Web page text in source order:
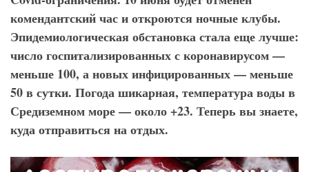
комендантский час и откроются ночные клубы.
Эпидемиологическая обстановка стала еще лучше:
число госпитализированных с коронавирусом —
меньше 100, а новых инфицированных — меньше
50 в сутки. Погода шикарная, температура воды в
Средиземном море — около +23. Теперь вы знаете,
куда отправиться на отдых.